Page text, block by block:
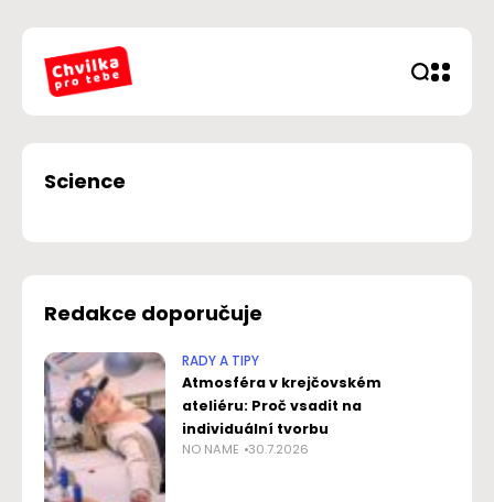
Science
Redakce doporučuje
RADY A TIPY
Atmosféra v krejčovském
ateliéru: Proč vsadit na
individuální tvorbu
NO NAME 30.7.2026